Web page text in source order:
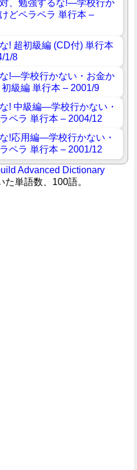
Advanced Dictionary
た単語数、100語。